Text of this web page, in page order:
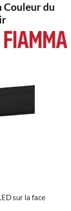
Couleur du
sur la face